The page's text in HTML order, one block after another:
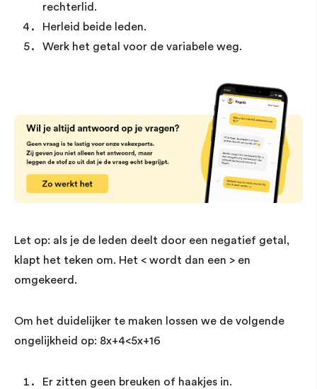
rechterlid.
Herleid beide leden.
Werk het getal voor de variabele weg.
Let op: als je de leden deelt door een negatief getal,
klapt het teken om. Het < wordt dan een > en
omgekeerd.
Om het duidelijker te maken lossen we de volgende
ongelijkheid op: 8x+4<5x+16
Er zitten geen breuken of haakjes in.